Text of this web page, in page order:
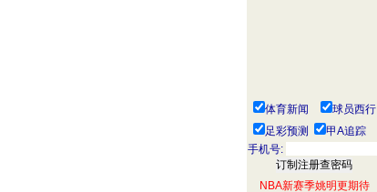
体育新闻
球员西行
足彩预测
甲A追踪
手机号:
NBA新赛季姚明更期待